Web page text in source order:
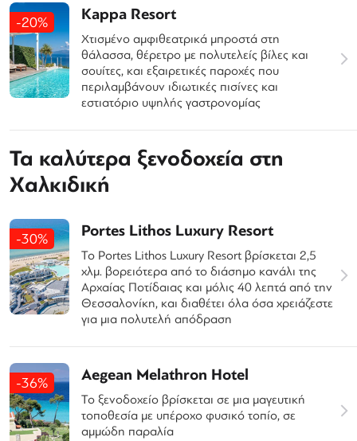
-20% Kappa Resort
Χτισμένο αμφιθεατρικά μπροστά στη
θάλασσα, θέρετρο με πολυτελείς βίλες και
σουίτες, και εξαιρετικές παροχές που
περιλαμβάνουν ιδιωτικές πισίνες και
εστιατόριο υψηλής γαστρονομίας
Τα καλύτερα ξενοδοχεία στη
Χαλκιδική
-30% Portes Lithos Luxury Resort
Το Portes Lithos Luxury Resort βρίσκεται 2,5
χλμ. βορειότερα από το διάσημο κανάλι της
Αρχαίας Ποτίδαιας και μόλις 40 λεπτά από την
Θεσσαλονίκη, και διαθέτει όλα όσα χρειάζεστε
για μια πολυτελή απόδραση
-36% Aegean Melathron Hotel
Το ξενοδοχείο βρίσκεται σε μια μαγευτική
τοποθεσία με υπέροχο φυσικό τοπίο, σε
αμμώδη παραλία